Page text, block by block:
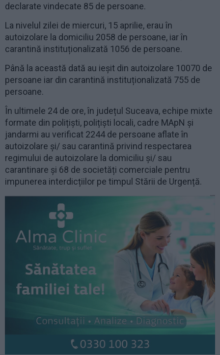
declarate vindecate 85 de persoane.
La nivelul zilei de miercuri, 15 aprilie, erau în
autoizolare la domiciliu 2058 de persoane, iar în
carantină instituționalizată 1056 de persoane.
Până la această dată au ieșit din autoizolare 10070 de
persoane iar din carantină instituționalizată 755 de
persoane.
În ultimele 24 de ore, în județul Suceava, echipe mixte
formate din polițiști, polițiști locali, cadre MApN și
jandarmi au verificat 2244 de persoane aflate în
autoizolare și/ sau carantină privind respectarea
regimului de autoizolare la domiciliu și/ sau
carantinare și 68 de societăți comerciale pentru
impunerea interdicțiilor pe timpul Stării de Urgență.